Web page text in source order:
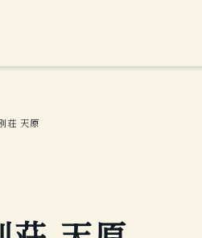
荘 天原